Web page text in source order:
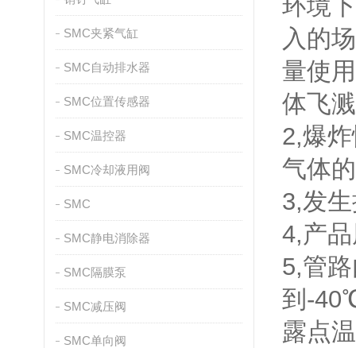
SMC夹紧气缸
SMC自动排水器
SMC位置传感器
SMC温控器
SMC冷却液用阀
SMC
SMC静电消除器
SMC隔膜泵
SMC减压阀
SMC单向阀
环境
入的
量使
体飞
2,爆
气体
3,发
4,产
5,管
到-
露点